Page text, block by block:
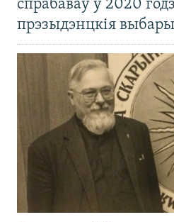
спрабаваў у 2020
прэзыдэнцкія выбары